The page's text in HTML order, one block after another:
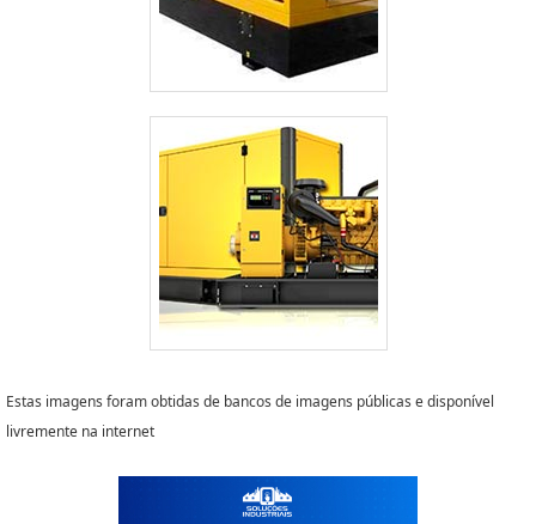
Estas imagens foram obtidas de bancos de imagens públicas e disponível
livremente na internet